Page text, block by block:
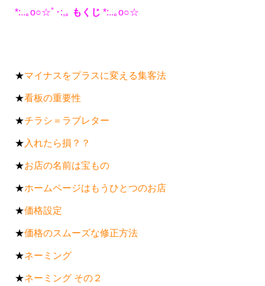
*:..｡o○☆ﾟ･:,｡ もくじ *:..｡o○☆
★マイナスをプラスに変える集客法
★看板の重要性
★チラシ＝ラブレター
★ 入れたら損？？
★お店の名前は宝もの
★ホームページはもうひとつのお店
★価格設定
★価格のスムーズな修正方法
★ネーミング
★ネーミング その２